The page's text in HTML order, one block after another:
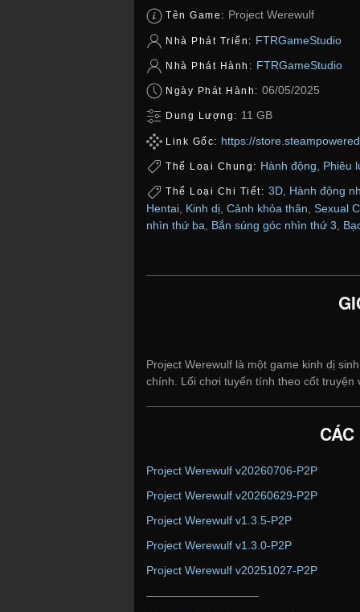
Tên Game: Project Werewulf
Nhà Phát Triển: FTRGameStudio
Nhà Phát Hành: FTRGameStudio
Ngày Phát Hành: 06/05/2025
Dung Lượng: 11 GB
Link Gốc: https://
Thể Loại Chung: Hành động Phiêu
Thể Loại Chi Tiết: 3D, Hành động
Hentai Kinh dị Cảnh khỏa thân Sexual
nhìn thứ ba
Bắn súng góc nhìn thứ 3
Project Werewulf là một game kinh dị
chính. Lối chơi tuyến tính theo cốt
Project Werewulf v20260706-P2P
Project Werewulf v20260629-P2P
Project Werewulf v1.3.5-P2P
Project Werewulf v1.3.0-P2P
Project Werewulf v20251027-P2P
——————————